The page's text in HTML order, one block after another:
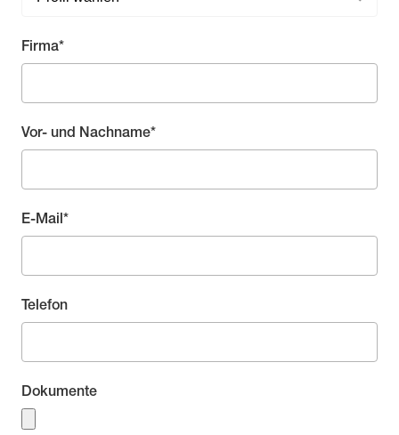
Pflichtfeld
Firma*
Pflichtfeld
Vor- und Nachname*
Pflichtfeld
E-Mail*
Telefon
Dokumente